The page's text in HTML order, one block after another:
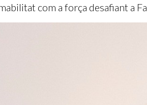
com a força desafiant a